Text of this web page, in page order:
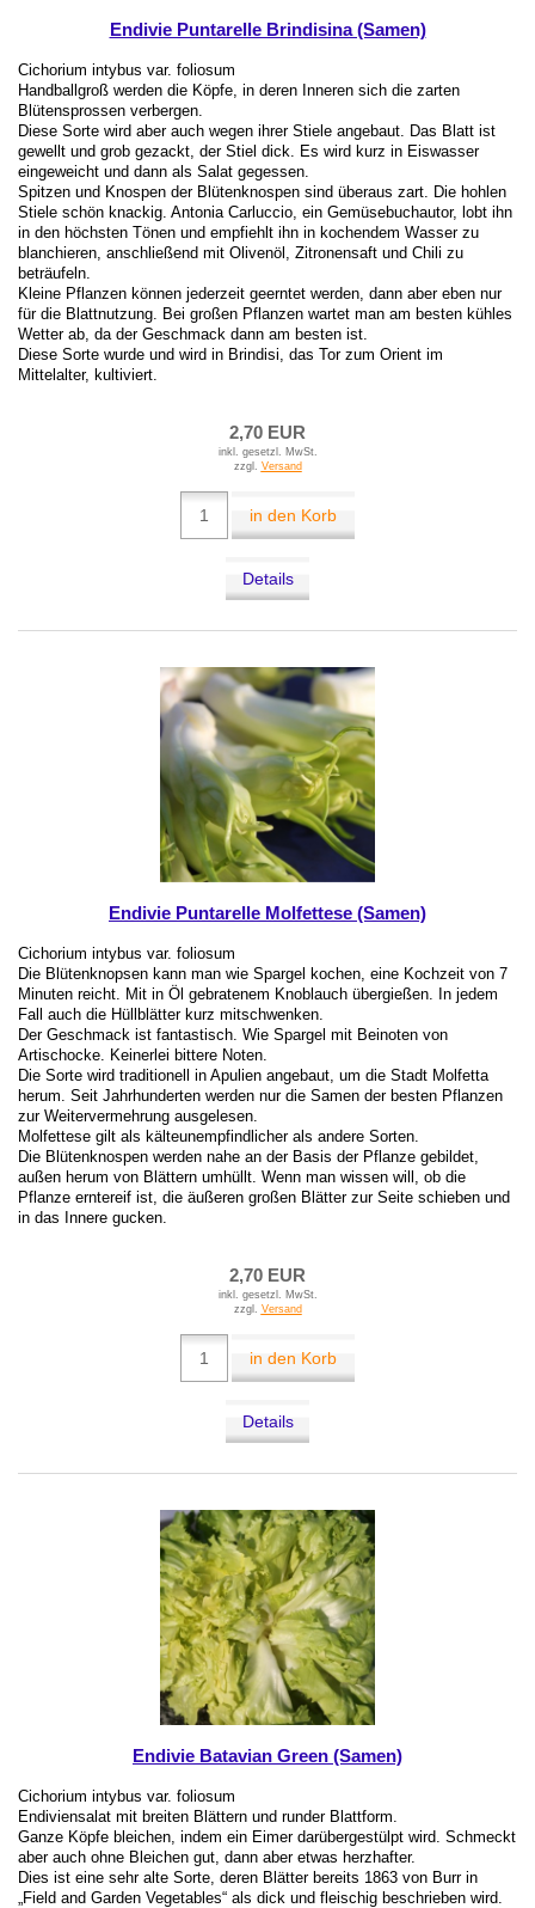
Endivie Puntarelle Brindisina (Samen)
Cichorium intybus var. foliosum
Handballgroß werden die Köpfe, in deren Inneren sich die zarten
Blütensprossen verbergen.
Diese Sorte wird aber auch wegen ihrer Stiele angebaut. Das Blatt ist
gewellt und grob gezackt, der Stiel dick. Es wird kurz in Eiswasser
eingeweicht und dann als Salat gegessen.
Spitzen und Knospen der Blütenknospen sind überaus zart. Die hohlen
Stiele schön knackig. Antonia Carluccio, ein Gemüsebuchautor, lobt ihn
in den höchsten Tönen und empfiehlt ihn in kochendem Wasser zu
blanchieren, anschließend mit Olivenöl, Zitronensaft und Chili zu
beträufeln.
Kleine Pflanzen können jederzeit geerntet werden, dann aber eben nur
für die Blattnutzung. Bei großen Pflanzen wartet man am besten kühles
Wetter ab, da der Geschmack dann am besten ist.
Diese Sorte wurde und wird in Brindisi, das Tor zum Orient im
Mittelalter, kultiviert.
2,70 EUR
inkl. gesetzl. MwSt.
zzgl. Versand
in den Korb
Details
Endivie Puntarelle Molfettese (Samen)
Cichorium intybus var. foliosum
Die Blütenknopsen kann man wie Spargel kochen, eine Kochzeit von 7
Minuten reicht. Mit in Öl gebratenem Knoblauch übergießen. In jedem
Fall auch die Hüllblätter kurz mitschwenken.
Der Geschmack ist fantastisch. Wie Spargel mit Beinoten von
Artischocke. Keinerlei bittere Noten.
Die Sorte wird traditionell in Apulien angebaut, um die Stadt Molfetta
herum. Seit Jahrhunderten werden nur die Samen der besten Pflanzen
zur Weitervermehrung ausgelesen.
Molfettese gilt als kälteunempfindlicher als andere Sorten.
Die Blütenknospen werden nahe an der Basis der Pflanze gebildet,
außen herum von Blättern umhüllt. Wenn man wissen will, ob die
Pflanze erntereif ist, die äußeren großen Blätter zur Seite schieben und
in das Innere gucken.
2,70 EUR
inkl. gesetzl. MwSt.
zzgl. Versand
in den Korb
Details
Endivie Batavian Green (Samen)
Cichorium intybus var. foliosum
Endiviensalat mit breiten Blättern und runder Blattform.
Ganze Köpfe bleichen, indem ein Eimer darübergestülpt wird. Schmeckt
aber auch ohne Bleichen gut, dann aber etwas herzhafter.
Dies ist eine sehr alte Sorte, deren Blätter bereits 1863 von Burr in
„Field and Garden Vegetables“ als dick und fleischig beschrieben wird.